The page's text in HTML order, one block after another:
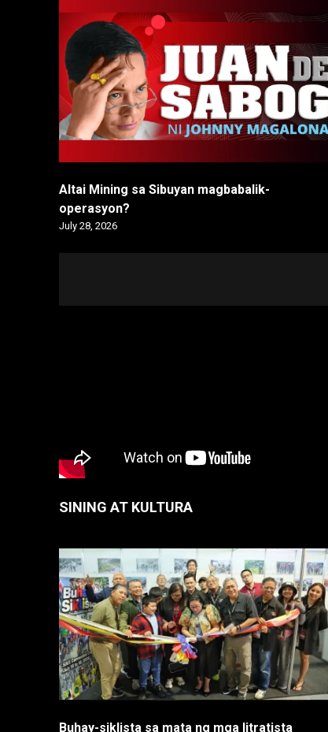
Altai Mining sa Sibuyan magbabalik-
operasyon?
July 28, 2026
SINING AT KULTURA
Buhay-siklista sa mata ng mga litratista